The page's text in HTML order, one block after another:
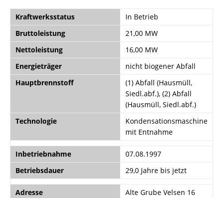
Kraftwerksstatus
In Betrieb
Bruttoleistung
21,00 MW
Nettoleistung
16,00 MW
Energieträger
nicht biogener Abfall
Hauptbrennstoff
(1) Abfall (Hausmüll,
Siedl.abf.), (2) Abfall
(Hausmüll, Siedl.abf.)
Technologie
Kondensationsmaschine
mit Entnahme
Inbetriebnahme
07.08.1997
Betriebsdauer
29,0 Jahre bis jetzt
Adresse
Alte Grube Velsen 16